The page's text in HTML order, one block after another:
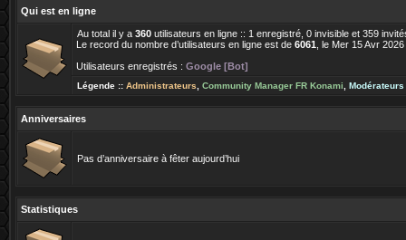
Qui est en ligne
Au total il y a 360 utilisateurs en ligne :: 1 enregistré, 0 invisible et 359
Le record du nombre d’utilisateurs en ligne est de 6061 , le Mer 15 Avr
Utilisateurs enregistrés : Google [Bot]
Légende :: Administrateurs Community Manager FR Konami
Anniversaires
Pas d’anniversaire à fêter aujourd’hui
Statistiques